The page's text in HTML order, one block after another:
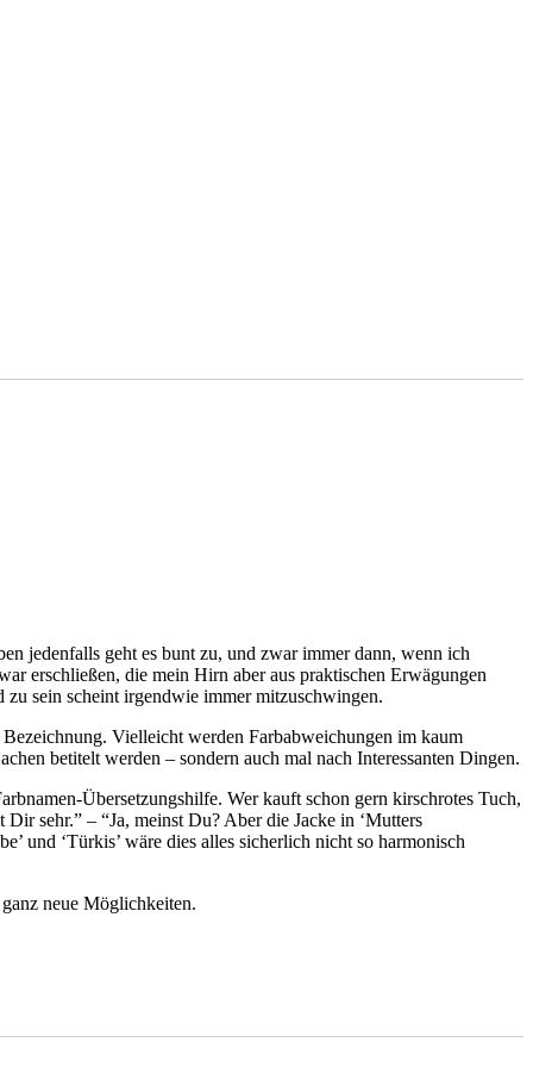
jedenfalls geht es bunt zu, und zwar immer dann, wenn ich
erschließen, die mein Hirn aber aus praktischen Erwägungen
sein scheint irgendwie immer mitzuschwingen.
Vielleicht werden Farbabweichungen im kaum
betitelt werden – sondern auch mal nach Interessanten Dingen.
Übersetzungshilfe. Wer kauft schon gern kirschrotes Tuch,
sehr.” – “Ja, meinst Du? Aber die Jacke in ‘Mutters
und ‘Türkis’ wäre dies alles sicherlich nicht so harmonisch
neue Möglichkeiten.